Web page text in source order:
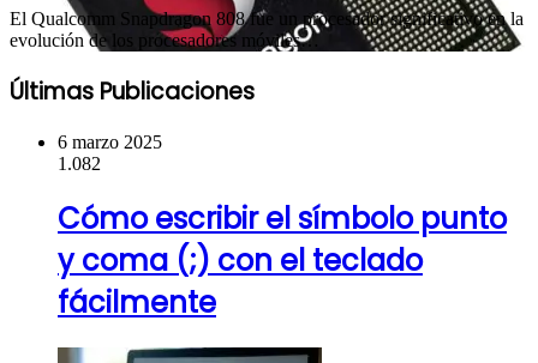
El Qualcomm Snapdragon 808 fue un procesador significativo en la
evolución de los procesadores móviles…
Últimas Publicaciones
6 marzo 2025
1.082
Cómo escribir el símbolo punto
y coma (;) con el teclado
fácilmente